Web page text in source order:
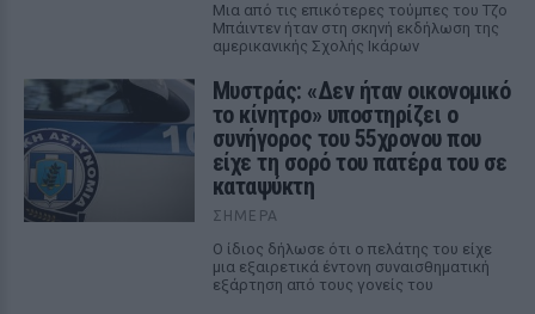
Μια από τις επικότερες τούμπες του Τζο
Μπάιντεν ήταν στη σκηνή εκδήλωση της
αμερικανικής Σχολής Ικάρων
Μυστράς: «Δεν ήταν οικονομικό
το κίνητρο» υποστηρίζει ο
συνήγορος του 55χρονου που
είχε τη σορό του πατέρα του σε
καταψύκτη
ΣΉΜΕΡΑ
Ο ίδιος δήλωσε ότι ο πελάτης του είχε
μια εξαιρετικά έντονη συναισθηματική
εξάρτηση από τους γονείς του